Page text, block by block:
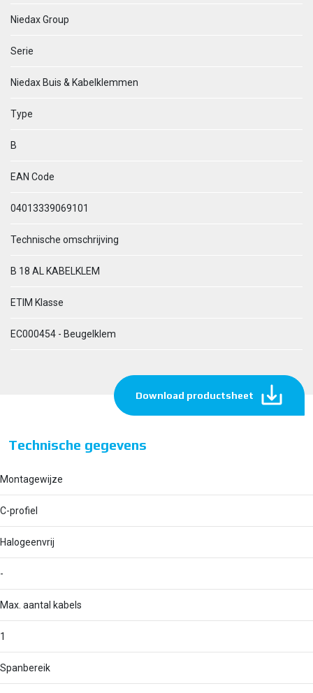
Niedax Group
Serie
Niedax Buis & Kabelklemmen
Type
B
EAN Code
04013339069101
Technische omschrijving
B 18 AL KABELKLEM
ETIM Klasse
EC000454 - Beugelklem
Download productsheet
Technische gegevens
Montagewijze
C-profiel
Halogeenvrij
-
Max. aantal kabels
1
Spanbereik